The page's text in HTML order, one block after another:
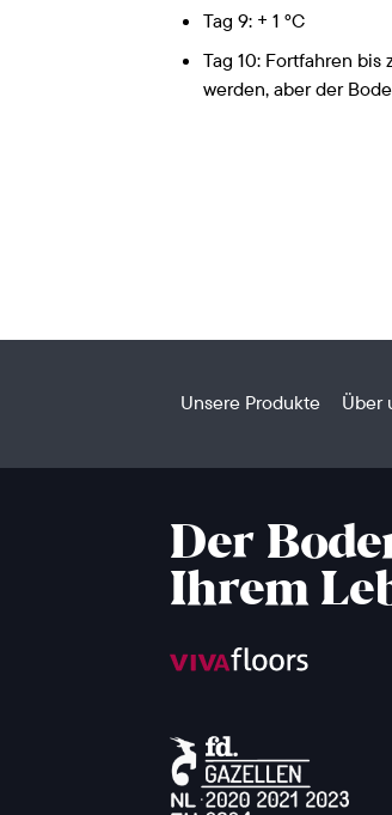
Tag 9: + 1 °C
Tag 10: Fortfahren
werden, aber der
Unsere Produkte Über
Der
Ihrem